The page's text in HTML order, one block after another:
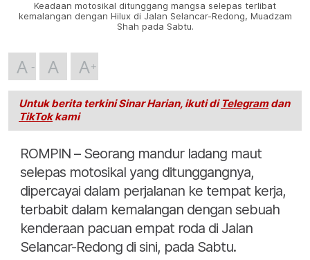
Keadaan motosikal ditunggang mangsa selepas terlibat
kemalangan dengan Hilux di Jalan Selancar-Redong, Muadzam
Shah pada Sabtu.
A A A
Untuk berita terkini Sinar Harian, ikuti di Telegramdan
TikTokkami
ROMPIN – Seorang mandur ladang maut
selepas motosikal yang ditunggangnya,
dipercayai dalam perjalanan ke tempat kerja,
terbabit dalam kemalangan dengan sebuah
kenderaan pacuan empat roda di Jalan
Selancar-Redong di sini, pada Sabtu.